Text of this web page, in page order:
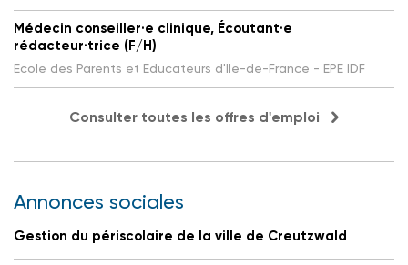
Médecin conseiller·e clinique, Écoutant·e
rédacteur·trice (F/H)
Ecole des Parents et Educateurs d'Ile-de-France - EPE IDF
Consulter toutes les offres d'emploi
Annonces sociales
Gestion du périscolaire de la ville de Creutzwald